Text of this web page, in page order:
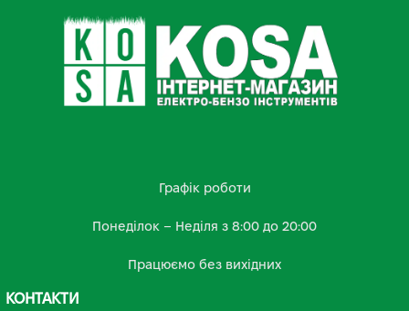
Графік роботи
Понеділок – Неділя з 8:00 до 20:00
Працюємо без вихідних
КОНТАКТИ